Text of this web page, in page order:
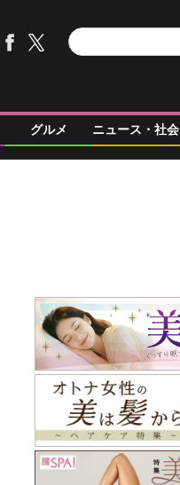
グルメ ニュース・社会